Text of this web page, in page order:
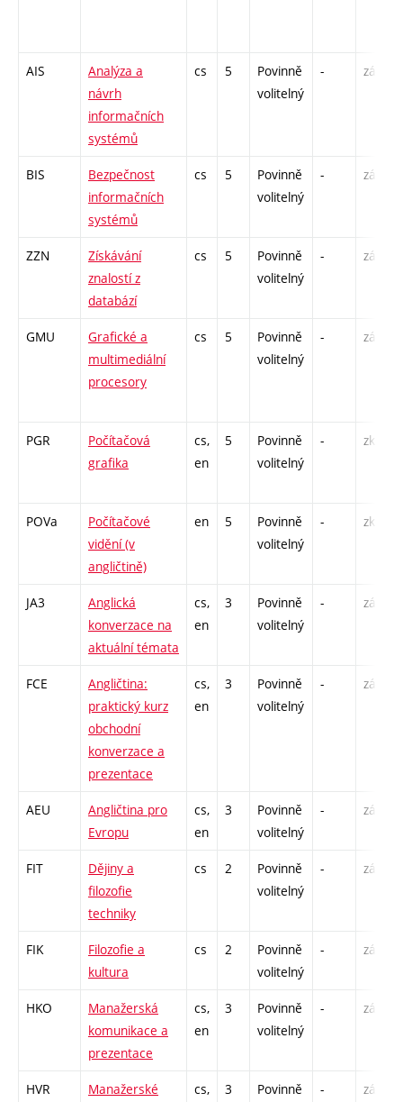
AIS
Analýza a
návrh
informačních
systémů
cs 5
Povinně
volitelný
- zá,zk
BIS
Bezpečnost
informačních
systémů
cs 5
Povinně
volitelný
- zá,zk
ZZN
Získávání
znalostí z
databází
cs 5
Povinně
volitelný
- zá,zk
GMU
Grafické a
multimediální
procesory
cs 5
Povinně
volitelný
- zá,zk
PGR
Počítačová
grafika
cs,
en
5
Povinně
volitelný
- zk
POVa
Počítačové
vidění (v
angličtině)
en 5
Povinně
volitelný
- zk
JA3
Anglická
konverzace na
aktuální témata
cs,
en
3
Povinně
volitelný
- zá,zk
FCE
Angličtina:
praktický kurz
obchodní
konverzace a
prezentace
cs,
en
3
Povinně
volitelný
- zá
AEU
Angličtina pro
Evropu
cs,
en
3
Povinně
volitelný
- zá,zk
FIT
Dějiny a
filozofie
techniky
cs 2
Povinně
volitelný
- zá
FIK
Filozofie a
kultura
cs 2
Povinně
volitelný
- zá
HKO
Manažerská
komunikace a
prezentace
cs,
en
3
Povinně
volitelný
- zá
HVR
Manažerské
cs,
3
Povinně
- zá